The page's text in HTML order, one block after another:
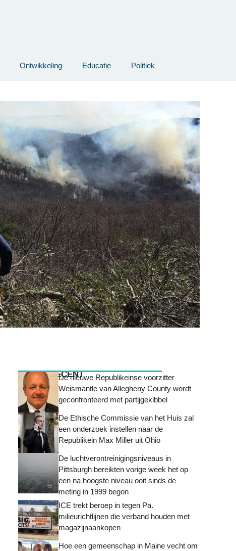
Ontwikkeling Educatie Politiek
MEEST RECENTDe nieuwe Republikeinse voorzitter
Weismantle van Allegheny County wordt
geconfronteerd met partijgekibbel
De Ethische Commissie van het Huis zal
een onderzoek instellen naar de
Republikein Max Miller uit Ohio
De luchtverontreinigingsniveaus in
Pittsburgh bereikten vorige week het op
een na hoogste niveau ooit sinds de
meting in 1999 begon
ICE trekt beroep in tegen Pa.
milieurichtlijnen die verband houden met
magazijnaankopen
Hoe een gemeenschap in Maine vecht om